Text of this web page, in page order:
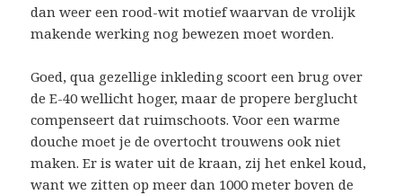
dan weer een rood-wit motief waarvan de vrolijk
makende werking nog bewezen moet worden.
Goed, qua gezellige inkleding scoort een brug over
de E-40 wellicht hoger, maar de propere berglucht
compenseert dat ruimschoots. Voor een warme
douche moet je de overtocht trouwens ook niet
maken. Er is water uit de kraan, zij het enkel koud,
want we zitten op meer dan 1000 meter boven de